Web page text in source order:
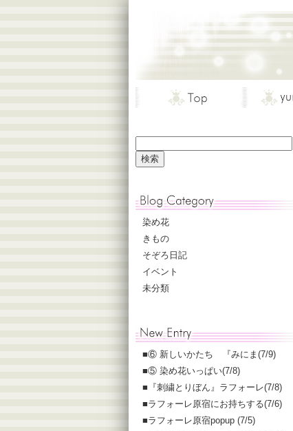
染め花
きもの
そぞろ日記
イベント
未分類
■⑥ 新しいかたち 『みにま(7/9)
■⑤ 染め花いっぱい(7/8)
■ 『刺繍とりぼん』ラフォーレ(7/8)
■ラフォーレ原宿にお持ちする(7/6)
■ラフォーレ原宿popup (7/5)